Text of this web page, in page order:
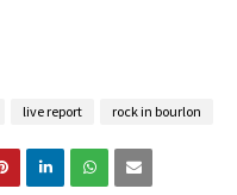
live report rock in bourlon